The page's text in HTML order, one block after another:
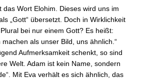
das Wort Elohim. Dieses wird uns im
„Gott“ übersetzt. Doch in Wirklichkeit
bei nur einem Gott? Es heißt:
machen als unser Bild, uns ähnlich.“
Aufmerksamkeit schenkt, so sind
Welt. Adam ist kein Name, sondern
Mit Eva verhält es sich ähnlich, das